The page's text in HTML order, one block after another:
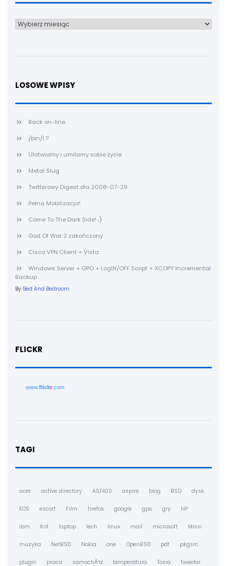
Archiwum
LOSOWE WPISY
Back on-line.
/bin/l ?
Ułatwiamy i umilamy sobie życie.
Metal Slug
Twitterowy Digest dla 2008-07-29
Pełna Mobilizacja!
Come To The Dark Side! ;)
God Of War 2 zakończony
Cisco VPN Client + Vista
Windows Server + GPO + LogIN/OFF Script + XCOPY Incremental
Backup
By Bed And Bedroom
FLICKR
www.flickr.com
TAGI
acer active directory AS/400 aspire blog BSD dysk
EOS escort Film firefox google gpo gry HP
ibm Kot laptop lech linux mail microsoft Missi
muzyka NetBSD Nokia one OpenBSD pdf pkgsrc
plugin praca samochÃ³d temperatura Tosia tweeter